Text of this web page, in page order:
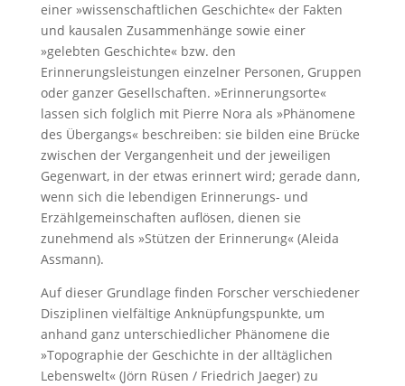
einer »wissenschaftlichen Geschichte« der Fakten
und kausalen Zusammenhänge sowie einer
»gelebten Geschichte« bzw. den
Erinnerungsleistungen einzelner Personen, Gruppen
oder ganzer Gesellschaften. »Erinnerungsorte«
lassen sich folglich mit Pierre Nora als »Phänomene
des Übergangs« beschreiben: sie bilden eine Brücke
zwischen der Vergangenheit und der jeweiligen
Gegenwart, in der etwas erinnert wird; gerade dann,
wenn sich die lebendigen Erinnerungs- und
Erzählgemeinschaften auflösen, dienen sie
zunehmend als »Stützen der Erinnerung« (Aleida
Assmann).
Auf dieser Grundlage finden Forscher verschiedener
Disziplinen vielfältige Anknüpfungspunkte, um
anhand ganz unterschiedlicher Phänomene die
»Topographie der Geschichte in der alltäglichen
Lebenswelt« (Jörn Rüsen / Friedrich Jaeger) zu